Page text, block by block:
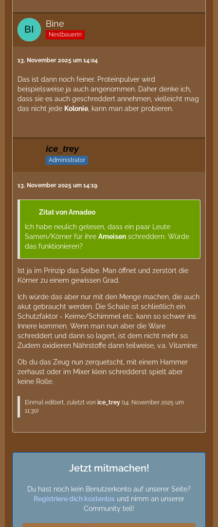
Bine
Nestbauerin
13. November 2025 um 14:04
Das ist dann noch feiner. Proteinpulver wird
beispielsweise ja auch angenommen. Daher denke ich,
dass sie es auch geschreddert annehmen, vielleicht mag
das nicht jede Kolonie , kann man aber probieren.
ice_trey
Administrator
13. November 2025 um 14:19
Zitat von Amadeo
Ich habe neulich gelesen, dass ein paar Leute
Samen/Körner für ihre Ameisen schreddern. Würde
das funktionieren?
Ist ja im Prinzip das Selbe. Man öffnet und zerstört die
Körner zu einem gewissen Grad.
Ich würde das aber nur mit den Menge machen, die auch
akut gebraucht werden. Die Schale ist schließlich ein
Schutzfaktor - Keime/Schimmel etc. kann so schwer ins
Innere kommen. Wenn man nun aber die Ware
schreddert und dann so lagert, ist dem nicht mehr so.
Zudem oxidieren Nährstoffe dann teilweise, v.a. Vitamine.
Ob du das Zeug nun zerquetscht, mit einem Hammer
zerhaust oder im Mixer klein schredderst spielt aber
keine Rolle.
Einmal editiert, zuletzt von ice_trey (14. November 2025 um
11:30)
Jetzt mitmachen!
Du hast noch kein Benutzerkonto auf unserer Seite?
Registriere dich kostenlos und nimm an unserer
Community teil!